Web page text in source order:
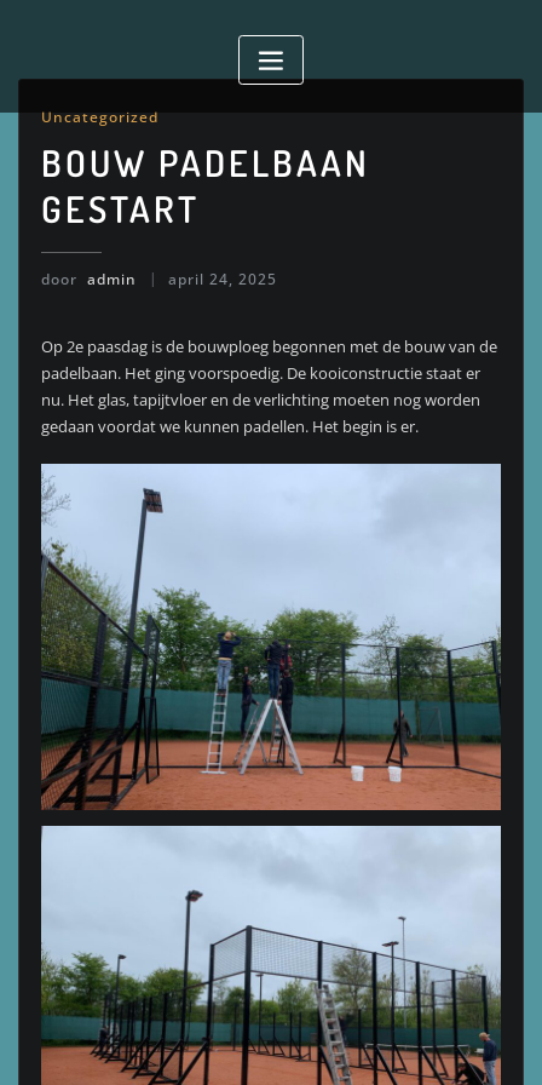
Uncategorized
BOUW PADELBAAN
GESTART
door admin april 24, 2025
Op 2e paasdag is de bouwploeg begonnen met de bouw van de
padelbaan. Het ging voorspoedig. De kooiconstructie staat er
nu. Het glas, tapijtvloer en de verlichting moeten nog worden
gedaan voordat we kunnen padellen. Het begin is er.